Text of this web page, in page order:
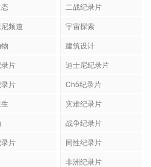
二战纪录片
频道
宇宙探索
建筑设计
片
迪士尼纪录片
片
Ch5纪录片
灾难纪录片
战争纪录片
片
同性纪录片
非洲纪录片